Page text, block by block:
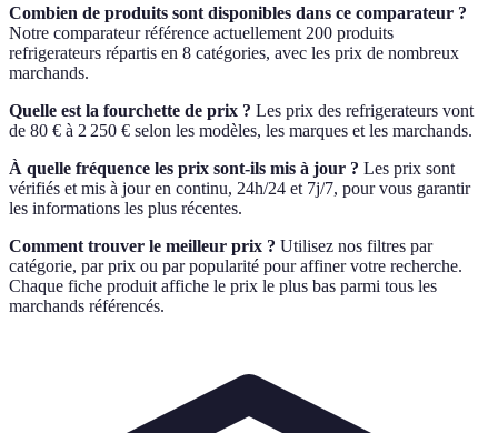
Combien de produits sont disponibles dans ce comparateur ?
Notre comparateur référence actuellement 200 produits
refrigerateurs répartis en 8 catégories, avec les prix de nombreux
marchands.
Quelle est la fourchette de prix ? Les prix des refrigerateurs vont
de 80 € à 2 250 € selon les modèles, les marques et les marchands.
À quelle fréquence les prix sont-ils mis à jour ? Les prix sont
vérifiés et mis à jour en continu, 24h/24 et 7j/7, pour vous garantir
les informations les plus récentes.
Comment trouver le meilleur prix ? Utilisez nos filtres par
catégorie, par prix ou par popularité pour affiner votre recherche.
Chaque fiche produit affiche le prix le plus bas parmi tous les
marchands référencés.